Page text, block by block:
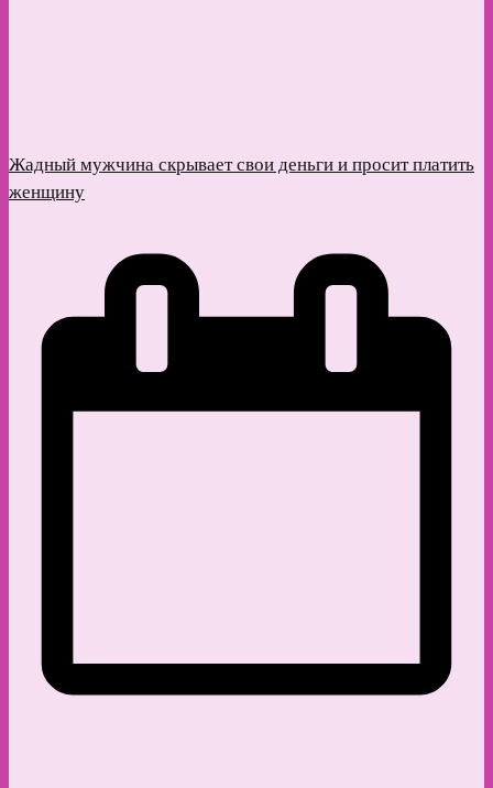
Жадный мужчина скрывает свои деньги и просит платить
женщину